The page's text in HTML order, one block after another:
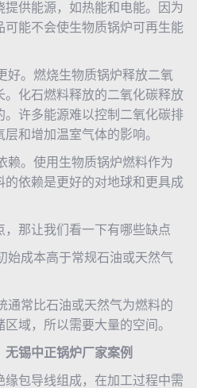
供能源，如热能和电能。因为
能不会使生物质锅炉可再生能
。燃烧生物质锅炉释放二氧
。化石燃料释放的二氧化碳释放
。许多能源难以控制二氧化碳排
和增加温室气体的影响。
。使用生物质锅炉燃料作为
依赖是更好的对地球和更具成
那让我们看一下有哪些缺点
成本高于常规石油或天然气
常比石油或天然气为燃料的
域，所以需要大量的空间。
无锡中正锅炉厂家案例
包导线组成，在加工过程中需